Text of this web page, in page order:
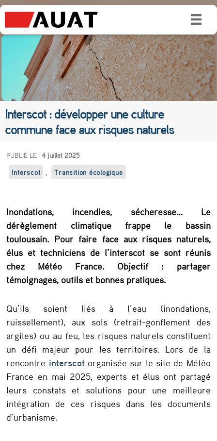
Interscot : développer une culture
commune face aux risques naturels
I
n
e
r
s
c
o
t
:
d
é
v
e
l
o
p
PUBLIÉ LE 4 juillet 2025
Interscot , Transition écologique
Inondations, incendies, sécheresse… Le
dérèglement climatique frappe le bassin
toulousain. Pour faire face aux risques naturels,
élus et techniciens de l’interscot se sont réunis
chez Météo France. Objectif : partager
témoignages, outils et bonnes pratiques.
Qu’ils soient liés à l’eau (inondations,
ruissellement), aux sols (retrait-gonflement des
argiles) ou au feu, les risques naturels constituent
un défi majeur pour les territoires. Lors de la
rencontre interscot organisée sur le site de Météo
France en mai 2025, experts et élus ont partagé
leurs constats et solutions pour une meilleure
intégration de ces risques dans les documents
d’urbanisme.